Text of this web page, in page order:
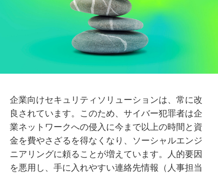
企業向けセキュリティソリューションは、常に改
良されています。このため、サイバー犯罪者は企
業ネットワークへの侵入に今まで以上の時間と資
金を費やさざるを得なくなり、ソーシャルエンジ
ニアリングに頼ることが増えています。人的要因
を悪用し、手に入れやすい連絡先情報（人事担当